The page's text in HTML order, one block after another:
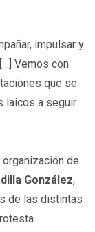
impulsar y
Vemos con
que se
laicos a seguir
de
González,
de las distintas